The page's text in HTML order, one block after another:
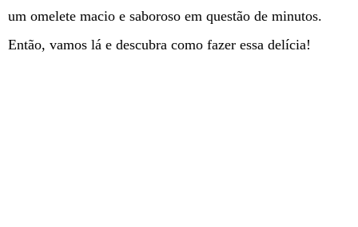
um omelete macio e saboroso em questão de minutos.
Então, vamos lá e descubra como fazer essa delícia!